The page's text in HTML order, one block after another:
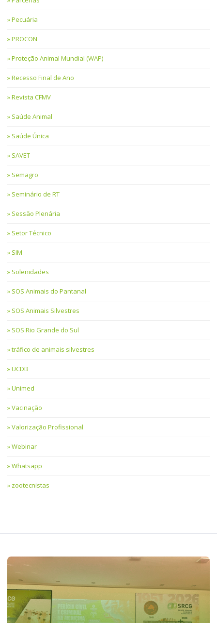
Pecuária
PROCON
Proteção Animal Mundial (WAP)
Recesso Final de Ano
Revista CFMV
Saúde Animal
Saúde Única
SAVET
Semagro
Seminário de RT
Sessão Plenária
Setor Técnico
SIM
Solenidades
SOS Animais do Pantanal
SOS Animais Silvestres
SOS Rio Grande do Sul
tráfico de animais silvestres
UCDB
Unimed
Vacinação
Valorização Profissional
Webinar
Whatsapp
zootecnistas